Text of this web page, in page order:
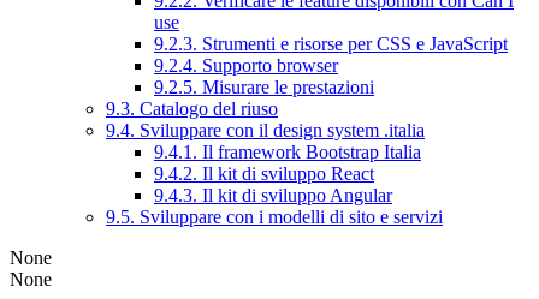
use
9.2.3. Strumenti e risorse per CSS e JavaScript
9.2.4. Supporto browser
9.2.5. Misurare le prestazioni
9.3. Catalogo del riuso
9.4. Sviluppare con il design system .italia
9.4.1. Il framework Bootstrap Italia
9.4.2. Il kit di sviluppo React
9.4.3. Il kit di sviluppo Angular
9.5. Sviluppare con i modelli di sito e servizi
None
None